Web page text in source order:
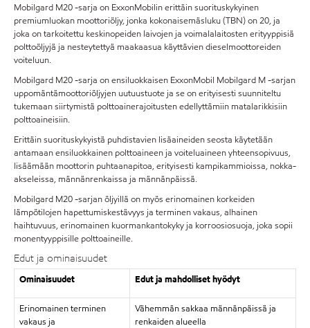
Mobilgard M20 -sarja on ExxonMobilin erittäin suorituskykyinen
premiumluokan moottoriöljy, jonka kokonaisemäsluku (TBN) on 20, ja
joka on tarkoitettu keskinopeiden laivojen ja voimalalaitosten erityyppisiä
polttoöljyjä ja nesteytettyä maakaasua käyttävien dieselmoottoreiden
voiteluun.
Mobilgard M20 -sarja on ensiluokkaisen ExxonMobil Mobilgard M -sarjan
uppomäntämoottoriöljyjen uutuustuote ja se on erityisesti suunniteltu
tukemaan siirtymistä polttoainerajoitusten edellyttämiin matalarikkisiin
polttoaineisiin.
Erittäin suorituskykyistä puhdistavien lisäaineiden seosta käytetään
antamaan ensiluokkainen polttoaineen ja voiteluaineen yhteensopivuus,
lisäämään moottorin puhtaanapitoa, erityisesti kampikammioissa, nokka-
akseleissa, männänrenkaissa ja männänpäissä.
Mobilgard M20 -sarjan öljyillä on myös erinomainen korkeiden
lämpötilojen hapettumiskestävyys ja terminen vakaus, alhainen
haihtuvuus, erinomainen kuormankantokyky ja korroosiosuoja, joka sopii
monentyyppisille polttoaineille.
Edut ja ominaisuudet
Ominaisuudet Edut ja mahdolliset hyödyt
Erinomainen terminen
vakaus ja
Vähemmän sakkaa männänpäissä ja
renkaiden alueella